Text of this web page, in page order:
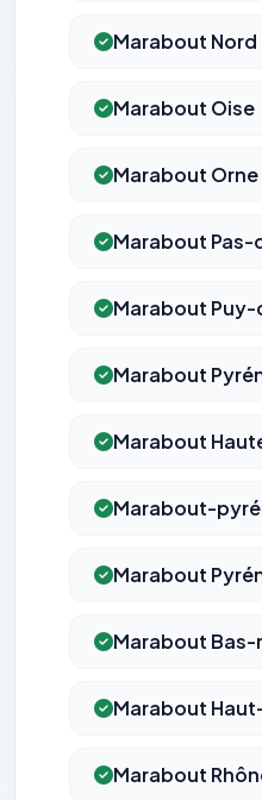
Marabout Nord
Marabout Oise
Marabout Orne
Marabout
Marabout
Marabout
Marabout
Marabout-
Marabout
Marabout Bas-
Marabout
Marabout